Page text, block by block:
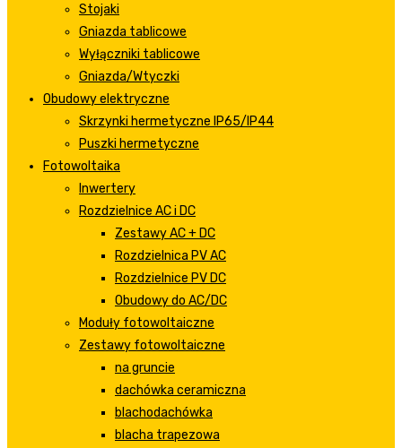
Stojaki
Gniazda tablicowe
Wyłączniki tablicowe
Gniazda/Wtyczki
Obudowy elektryczne
Skrzynki hermetyczne IP65/IP44
Puszki hermetyczne
Fotowoltaika
Inwertery
Rozdzielnice AC i DC
Zestawy AC + DC
Rozdzielnica PV AC
Rozdzielnice PV DC
Obudowy do AC/DC
Moduły fotowoltaiczne
Zestawy fotowoltaiczne
na gruncie
dachówka ceramiczna
blachodachówka
blacha trapezowa